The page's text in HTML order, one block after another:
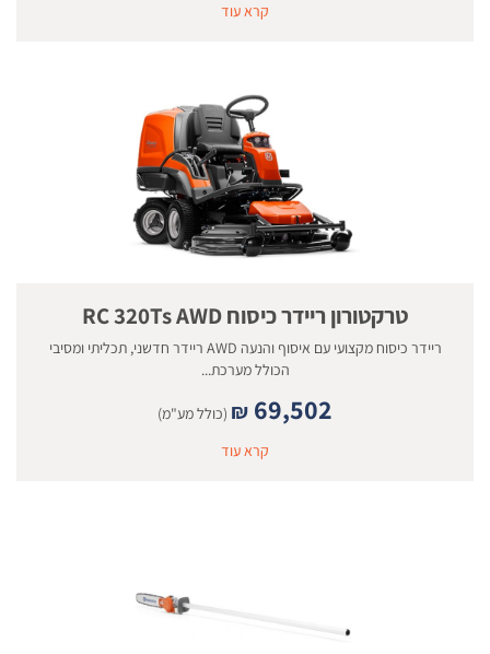
קרא עוד
טרקטורון ריידר כיסוח RC 320Ts AWD
ריידר כיסוח מקצועי עם איסוף והנעה AWD ריידר חדשני, תכליתי ומסיבי
הכולל מערכת...
₪ 69,502
(כולל מע"מ)
קרא עוד